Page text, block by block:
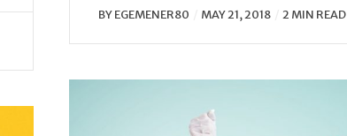
BYEGEMENER80 MAY 21, 2018 2 MIN READ